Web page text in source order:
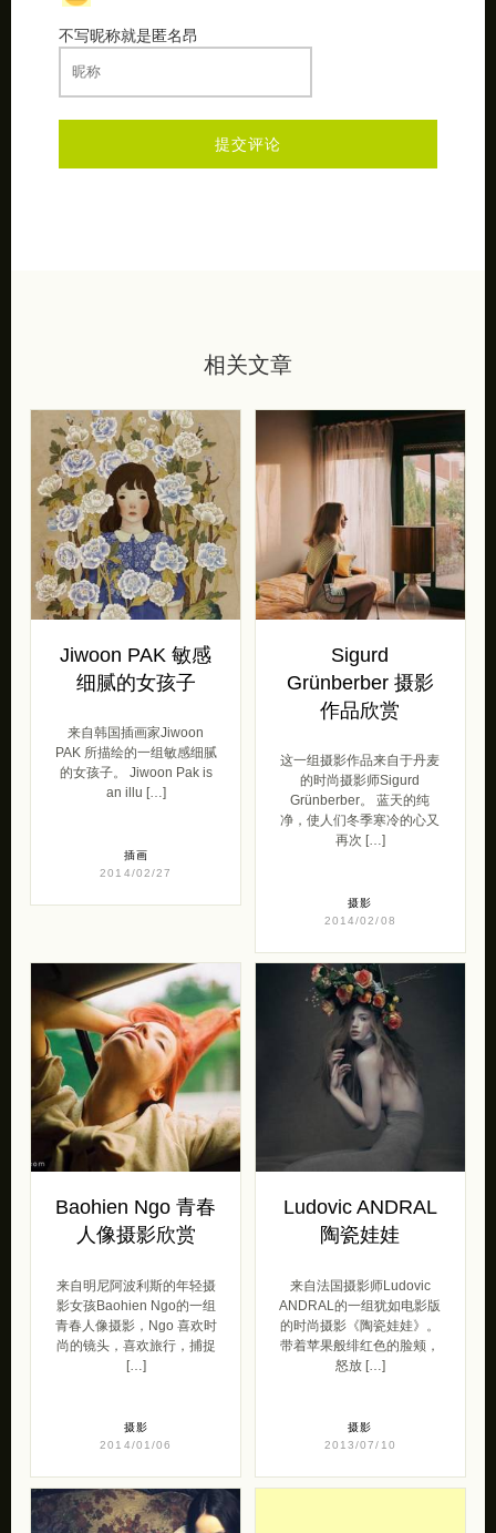
不写昵称就是匿名昂
相关文章
Jiwoon PAK 敏感
细腻的女孩子
来自韩国插画家Jiwoon
PAK 所描绘的一组敏感细腻
的女孩子。 Jiwoon Pak is
an illu […]
插画
2014/02/27
Sigurd
Grünberber 摄影
作品欣赏
这一组摄影作品来自于丹麦
的时尚摄影师Sigurd
Grünberber。 蓝天的纯
净，使人们冬季寒冷的心又
再次 […]
摄影
2014/02/08
Baohien Ngo 青春
人像摄影欣赏
来自明尼阿波利斯的年轻摄
影女孩Baohien Ngo的一组
青春人像摄影，Ngo 喜欢时
尚的镜头，喜欢旅行，捕捉
[…]
摄影
2014/01/06
Ludovic ANDRAL
陶瓷娃娃
来自法国摄影师Ludovic
ANDRAL的一组犹如电影版
的时尚摄影《陶瓷娃娃》。
带着苹果般绯红色的脸颊，
怒放 […]
摄影
2013/07/10